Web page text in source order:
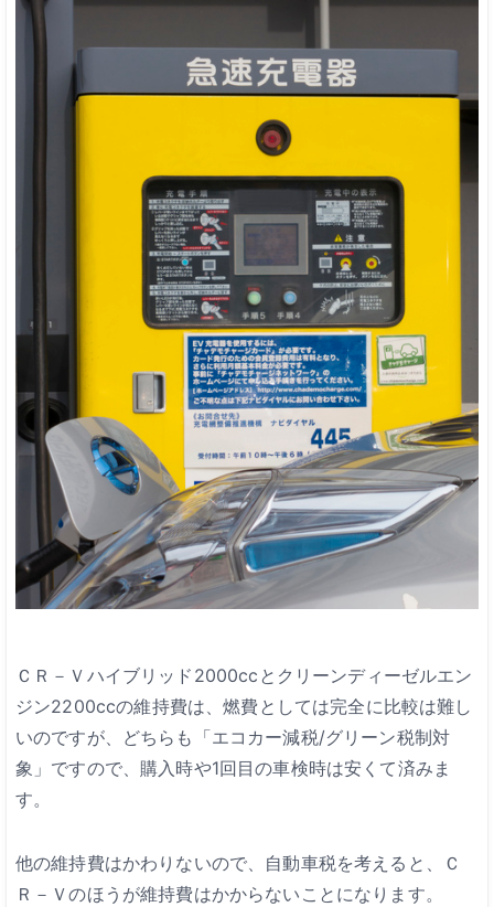
ＣＲ－Ｖハイブリッド2000ccとクリーンディーゼルエン
ジン2200ccの維持費は、燃費としては完全に比較は難し
いのですが、どちらも「エコカー減税/グリーン税制対
象」ですので、購入時や1回目の車検時は安くて済みま
す。
他の維持費はかわりないので、自動車税を考えると、Ｃ
Ｒ－Ｖのほうが維持費はかからないことになります。